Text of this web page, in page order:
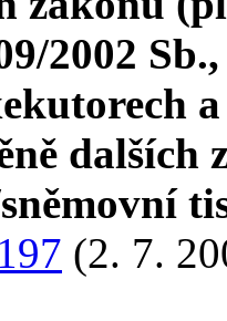
2002
dalších
(2. 7.